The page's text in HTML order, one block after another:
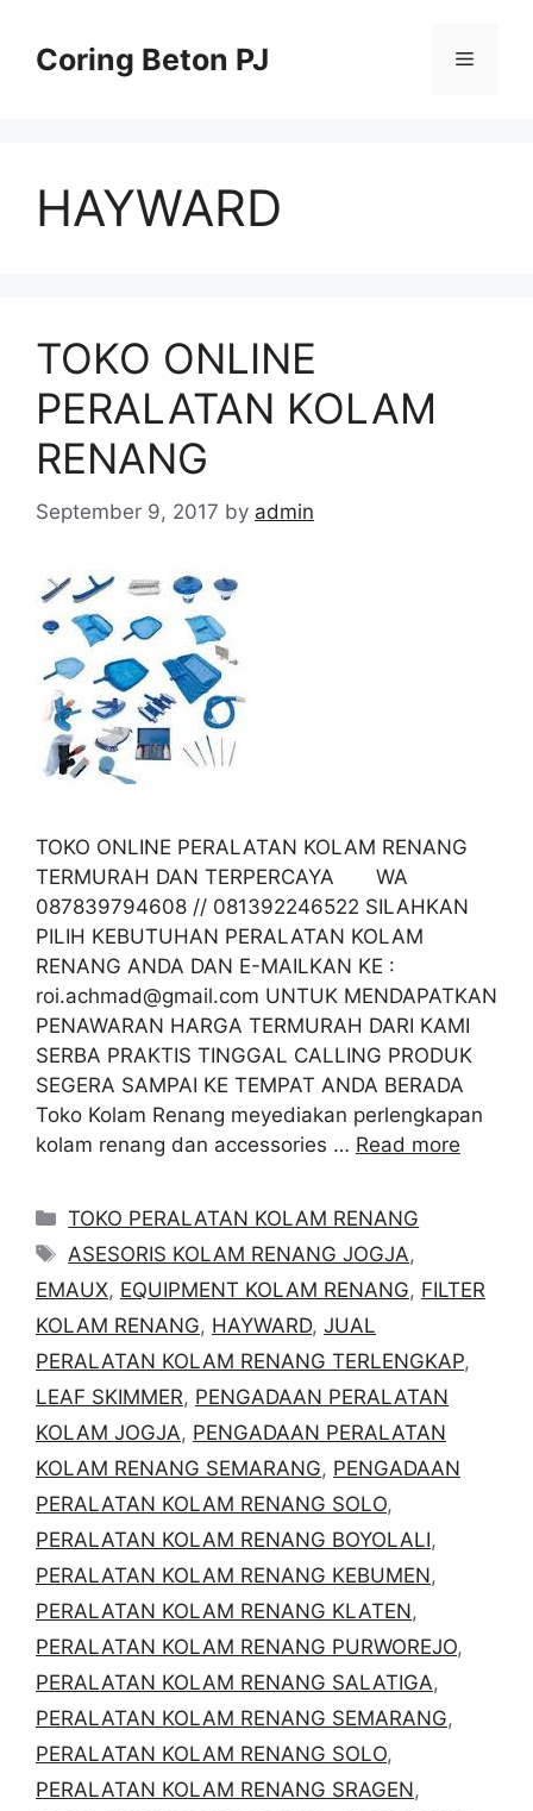
contentCoring Beton PJ Menu
HAYWARD
TOKO ONLINE
PERALATAN KOLAM
RENANG
September 9, 2017 by admin
TOKO ONLINE PERALATAN KOLAM RENANG
TERMURAH DAN TERPERCAYA WA
087839794608 // 081392246522 SILAHKAN
PILIH KEBUTUHAN PERALATAN KOLAM
RENANG ANDA DAN E-MAILKAN KE :
roi.achmad@gmail.com UNTUK MENDAPATKAN
PENAWARAN HARGA TERMURAH DARI KAMI
SERBA PRAKTIS TINGGAL CALLING PRODUK
SEGERA SAMPAI KE TEMPAT ANDA BERADA
Toko Kolam Renang meyediakan perlengkapan
kolam renang dan accessories … Read more
Categories
TOKO PERALATAN KOLAM RENANG
Tags
ASESORIS KOLAM RENANG JOGJA,
EMAUX, EQUIPMENT KOLAM RENANG, FILTER
KOLAM RENANG, HAYWARD, JUAL
PERALATAN KOLAM RENANG TERLENGKAP,
LEAF SKIMMER, PENGADAAN PERALATAN
KOLAM JOGJA, PENGADAAN PERALATAN
KOLAM RENANG SEMARANG, PENGADAAN
PERALATAN KOLAM RENANG SOLO,
PERALATAN KOLAM RENANG BOYOLALI,
PERALATAN KOLAM RENANG KEBUMEN,
PERALATAN KOLAM RENANG KLATEN,
PERALATAN KOLAM RENANG PURWOREJO,
PERALATAN KOLAM RENANG SALATIGA,
PERALATAN KOLAM RENANG SEMARANG,
PERALATAN KOLAM RENANG SOLO,
PERALATAN KOLAM RENANG SRAGEN,